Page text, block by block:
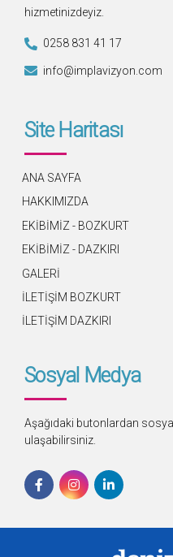
hizmetinizdeyiz.
0258 831 41 17
info@implavizyon.com
Site Haritası
ANA SAYFA
HAKKIMIZDA
EKİBİMİZ - BOZKURT
EKİBİMİZ - DAZKIRI
GALERİ
İLETİŞİM BOZKURT
İLETİŞİM DAZKIRI
Sosyal Medya
Aşağıdaki butonlardan
ulaşabilirsiniz.